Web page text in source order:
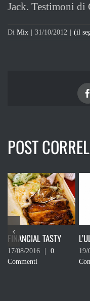
Jack. Testimoni di
Di Mix 31/10/2012 (il
POST
TASTY
| 0
L’ULTIMO
19/05/2016 |
Commenti